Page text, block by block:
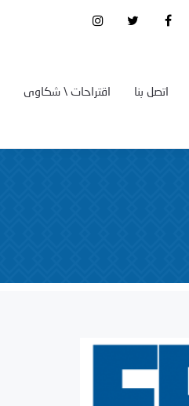
اقتراحات \ شكاوى اتصل بنا